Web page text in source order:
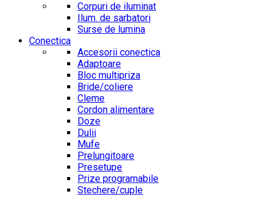
Corpuri de iluminat
Ilum. de sarbatori
Surse de lumina
Conectica
Accesorii conectica
Adaptoare
Bloc multipriza
Bride/coliere
Cleme
Cordon alimentare
Doze
Dulii
Mufe
Prelungitoare
Presetupe
Prize programabile
Stechere/cuple